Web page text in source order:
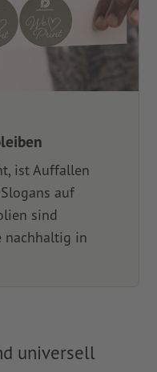
ist Auffallen
auf
sind
nachhaltig in
universell